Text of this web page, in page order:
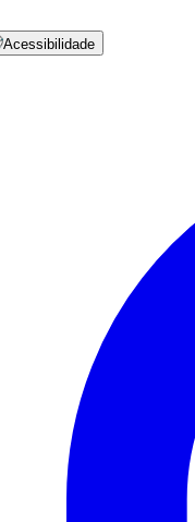
Acessibilidade